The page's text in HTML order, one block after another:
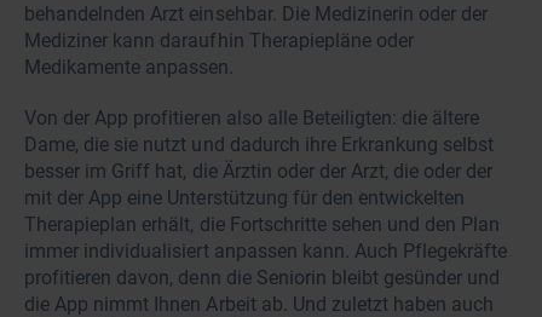
behandelnden Arzt einsehbar. Die Medizinerin oder der
Mediziner kann daraufhin Therapiepläne oder
Medikamente anpassen.
Von der App profitieren also alle Beteiligten: die ältere
Dame, die sie nutzt und dadurch ihre Erkrankung selbst
besser im Griff hat, die Ärztin oder der Arzt, die oder der
mit der App eine Unterstützung für den entwickelten
Therapieplan erhält, die Fortschritte sehen und den Plan
immer individualisiert anpassen kann. Auch Pflegekräfte
profitieren davon, denn die Seniorin bleibt gesünder und
die App nimmt Ihnen Arbeit ab. Und zuletzt haben auch